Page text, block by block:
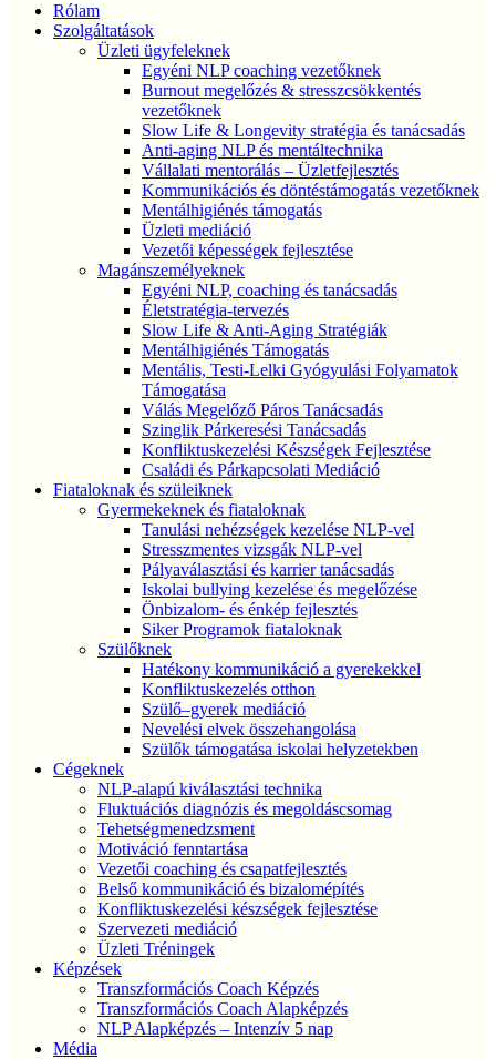
Rólam
Szolgáltatások
Üzleti ügyfeleknek
Egyéni NLP coaching vezetőknek
Burnout megelőzés & stresszcsökkentés
vezetőknek
Slow Life & Longevity stratégia és tanácsadás
Anti-aging NLP és mentáltechnika
Vállalati mentorálás – Üzletfejlesztés
Kommunikációs és döntéstámogatás vezetőknek
Mentálhigiénés támogatás
Üzleti mediáció
Vezetői képességek fejlesztése
Magánszemélyeknek
Egyéni NLP, coaching és tanácsadás
Életstratégia-tervezés
Slow Life & Anti-Aging Stratégiák
Mentálhigiénés Támogatás
Mentális, Testi-Lelki Gyógyulási Folyamatok
Támogatása
Válás Megelőző Páros Tanácsadás
Szinglik Párkeresési Tanácsadás
Konfliktuskezelési Készségek Fejlesztése
Családi és Párkapcsolati Mediáció
Fiataloknak és szüleiknek
Gyermekeknek és fiataloknak
Tanulási nehézségek kezelése NLP-vel
Stresszmentes vizsgák NLP-vel
Pályaválasztási és karrier tanácsadás
Iskolai bullying kezelése és megelőzése
Önbizalom- és énkép fejlesztés
Siker Programok fiataloknak
Szülőknek
Hatékony kommunikáció a gyerekekkel
Konfliktuskezelés otthon
Szülő–gyerek mediáció
Nevelési elvek összehangolása
Szülők támogatása iskolai helyzetekben
Cégeknek
NLP-alapú kiválasztási technika
Fluktuációs diagnózis és megoldáscsomag
Tehetségmenedzsment
Motiváció fenntartása
Vezetői coaching és csapatfejlesztés
Belső kommunikáció és bizalomépítés
Konfliktuskezelési készségek fejlesztése
Szervezeti mediáció
Üzleti Tréningek
Képzések
Transzformációs Coach Képzés
Transzformációs Coach Alapképzés
NLP Alapképzés – Intenzív 5 nap
Média